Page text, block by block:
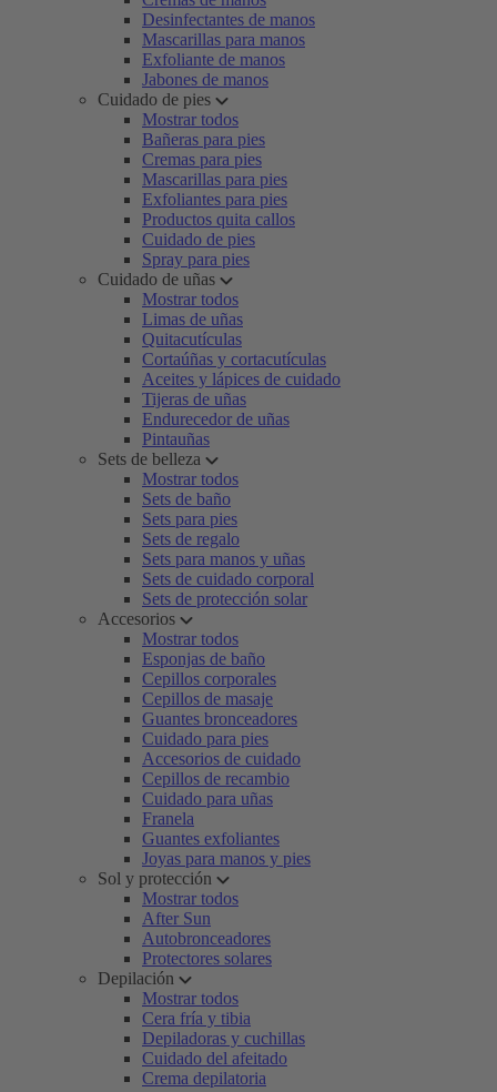
Desinfectantes de manos
Mascarillas para manos
Exfoliante de manos
Jabones de manos
Cuidado de pies
Mostrar todos
Bañeras para pies
Cremas para pies
Mascarillas para pies
Exfoliantes para pies
Productos quita callos
Cuidado de pies
Spray para pies
Cuidado de uñas
Mostrar todos
Limas de uñas
Quitacutículas
Cortaúñas y cortacutículas
Aceites y lápices de cuidado
Tijeras de uñas
Endurecedor de uñas
Pintauñas
Sets de belleza
Mostrar todos
Sets de baño
Sets para pies
Sets de regalo
Sets para manos y uñas
Sets de cuidado corporal
Sets de protección solar
Accesorios
Mostrar todos
Esponjas de baño
Cepillos corporales
Cepillos de masaje
Guantes bronceadores
Cuidado para pies
Accesorios de cuidado
Cepillos de recambio
Cuidado para uñas
Franela
Guantes exfoliantes
Joyas para manos y pies
Sol y protección
Mostrar todos
After Sun
Autobronceadores
Protectores solares
Depilación
Mostrar todos
Cera fría y tibia
Depiladoras y cuchillas
Cuidado del afeitado
Crema depilatoria